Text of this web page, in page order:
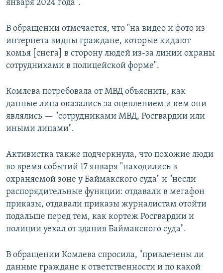
января 2024 года".
В обращении отмечается, что "на видео и фото из
интернета видны граждане, которые кидают
комья [снега] в сторону людей из-за линии охраны
сотрудниками в полицейской форме".
Комлева потребовала от МВД объяснить, как
данные лица оказались за оцеплением и кем они
являлись — "сотрудниками МВД, Росгвардии или
иными лицами".
Активистка также подчеркнула, что похожие люди
во время событий 17 января "находились в
охраняемой зоне у Баймакского суда" и "несли
распорядительные функции: отдавали в мегафон
приказы, отдавали приказы журналистам отойти
подальше перед тем, как кортеж Росгвардии и
полиции уехал от здания Баймакского суда".
В обращении Комлева спросила, "привлечены ли
данные граждане к ответственности и по какой